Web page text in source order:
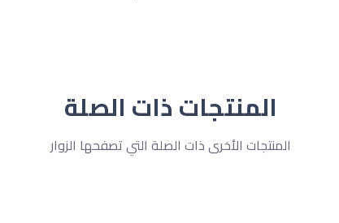
المنتجات ذات الصلة
المنتجات الأخرى ذات الصلة التي تصفحها الزوار